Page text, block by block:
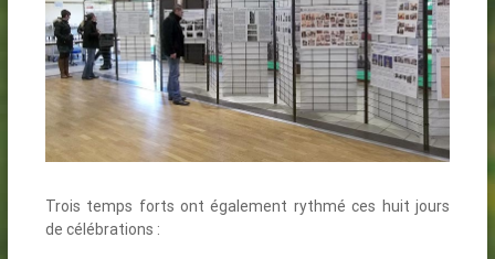
Trois temps forts ont également rythmé ces huit jours
de célébrations :